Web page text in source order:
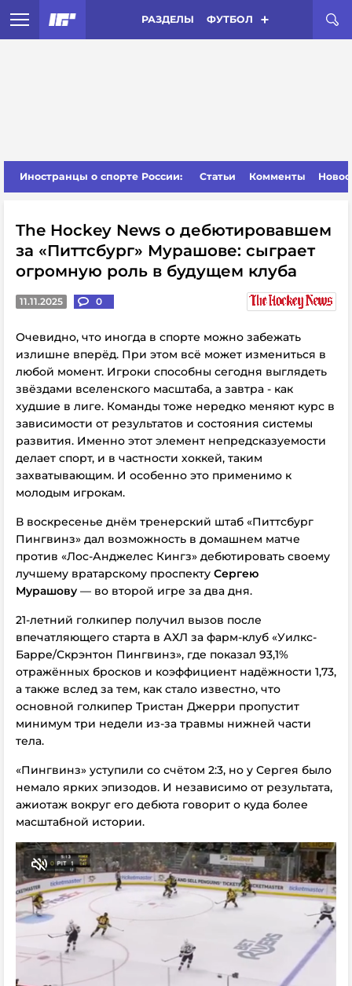
РАЗДЕЛЫ ФУТБОЛ
Иностранцы о спорте России: Статьи Комменты
The Hockey News о дебютировавшем
за «Питтсбург» Мурашове: сыграет
огромную роль в будущем клуба
11.11.2025 0
Очевидно, что иногда в спорте можно забежать
излишне вперёд. При этом всё может измениться в
любой момент. Игроки способны сегодня выглядеть
звёздами вселенского масштаба, а завтра - как
худшие в лиге. Команды тоже нередко меняют курс в
зависимости от результатов и состояния системы
развития. Именно этот элемент непредсказуемости
делает спорт, и в частности хоккей, таким
захватывающим. И особенно это применимо к
молодым игрокам.
В воскресенье днём тренерский штаб «Питтсбург
Пингвинз» дал возможность в домашнем матче
против «Лос-Анджелес Кингз» дебютировать своему
лучшему вратарскому проспекту Сергею
Мурашову — во второй игре за два дня.
21-летний голкипер получил вызов после
впечатляющего старта в АХЛ за фарм-клуб «Уилкс-
Барре/Скрэнтон Пингвинз», где показал 93,1%
отражённых бросков и коэффициент надёжности 1,73,
а также вслед за тем, как стало известно, что
основной голкипер Тристан Джерри пропустит
минимум три недели из-за травмы нижней части
тела.
«Пингвинз» уступили со счётом 2:3, но у Сергея было
немало ярких эпизодов. И независимо от результата,
ажиотаж вокруг его дебюта говорит о куда более
масштабной истории.